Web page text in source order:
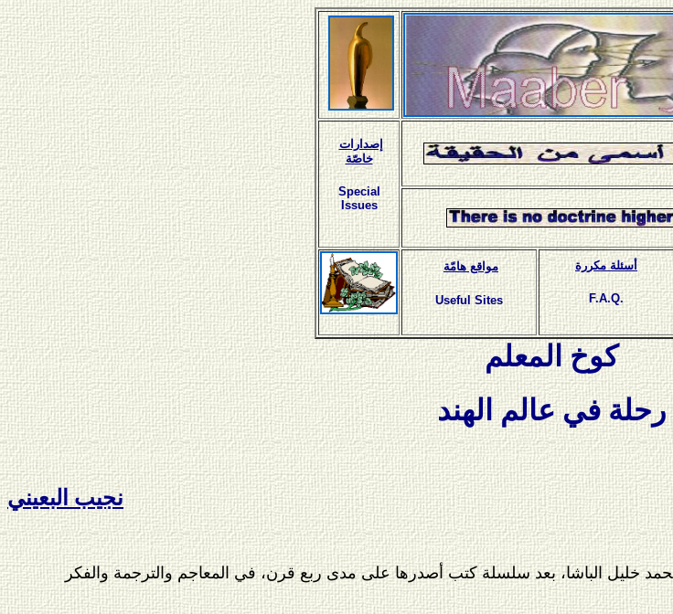
إصدارات
خاصّة
Special
Issues
مواقع هامّة
Useful Sites
أسئلة مكررة
F.A.Q.
كوخ المعلم
رحلة في عالم الهند
نجيب البعيني
خليل الباشا، بعد سلسلة كتب أصدرها على مدى ربع قرن، في المعاجم والترجمة والفكر